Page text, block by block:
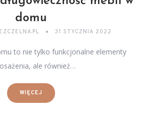
domu
31 STYCZNIA 2022
to nie tylko funkcjonalne elementy
ale również…
WIĘCEJ